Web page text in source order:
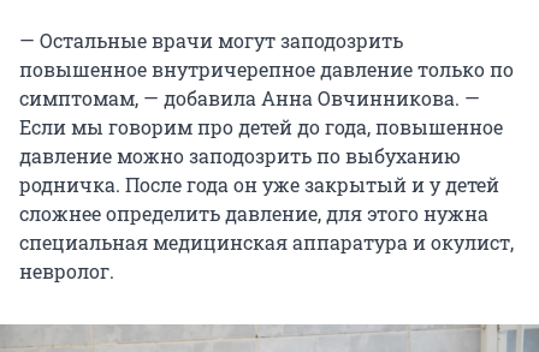
— Остальные врачи могут заподозрить
повышенное внутричерепное давление только по
симптомам, — добавила Анна Овчинникова. —
Если мы говорим про детей до года, повышенное
давление можно заподозрить по выбуханию
родничка. После года он уже закрытый и у детей
сложнее определить давление, для этого нужна
специальная медицинская аппаратура и окулист,
невролог.